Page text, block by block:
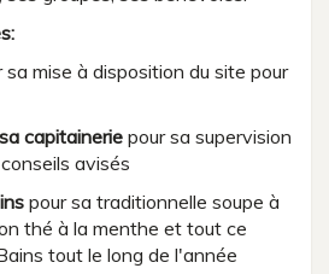
sa mise à disposition du site pour
capitainerie pour sa supervision
avisés
pour sa traditionnelle soupe à
thé à la menthe et tout ce
tout le long de l'année